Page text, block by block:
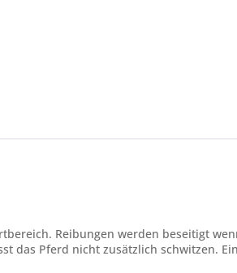
Reibungen werden beseitigt
das Pferd nicht zusätzlich schwitzen.